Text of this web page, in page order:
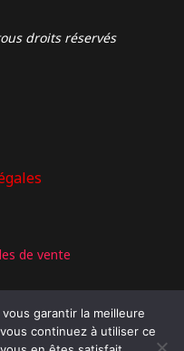
droits réservés
de vente
KART 90 cm A-1302
garantir la meilleure
continuez à utiliser ce